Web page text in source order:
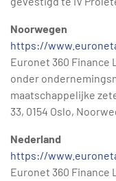
Noorwegen
https://
Euronet 360
onder
maatschappelijke
33, 0154 Oslo,
Nederland
https://
Euronet 360